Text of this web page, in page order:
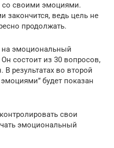
со своими эмоциями.
закончится, ведь цель не
продолжать.
на эмоциональный
состоит из 30 вопросов,
результатах во второй
будет показан
свои
эмоциональный